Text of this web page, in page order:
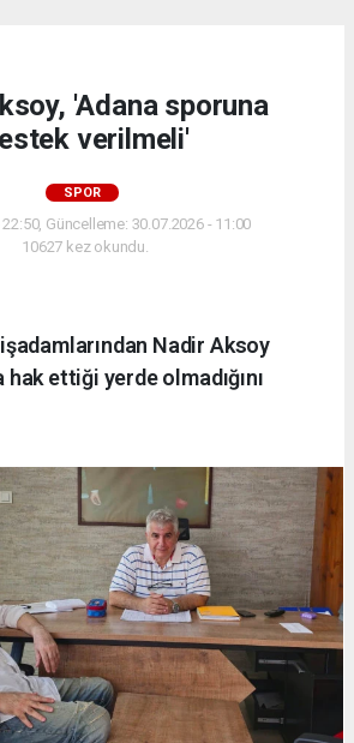
'Adana sporuna
verilmeli'
SPOR
Güncelleme: 30.07.2026 - 11:00
10627 kez okundu.
Nadir Aksoy
hak ettiği yerde olmadığını